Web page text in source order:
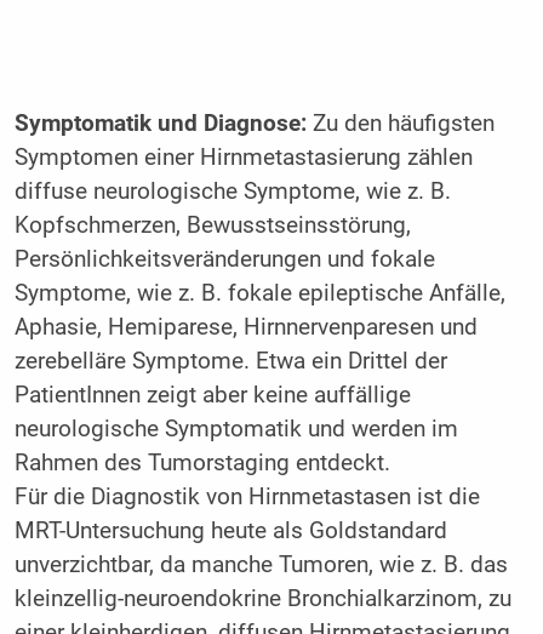
Symptomatik und Diagnose:Zu den häufigsten
Symptomen einer Hirnmetastasierung zählen
diffuse neurologische Symptome, wie z. B.
Kopfschmerzen, Bewusstseinsstörung,
Persönlichkeitsveränderungen und fokale
Symptome, wie z. B. fokale epileptische Anfälle,
Aphasie, Hemiparese, Hirnnervenparesen und
zerebelläre Symptome. Etwa ein Drittel der
PatientInnen zeigt aber keine auffällige
neurologische Symptomatik und werden im
Rahmen des Tumorstaging entdeckt.
Für die Diagnostik von Hirnmetastasen ist die
MRT-Untersuchung heute als Goldstandard
unverzichtbar, da manche Tumoren, wie z. B. das
kleinzellig-neuroendokrine Bronchialkarzinom, zu